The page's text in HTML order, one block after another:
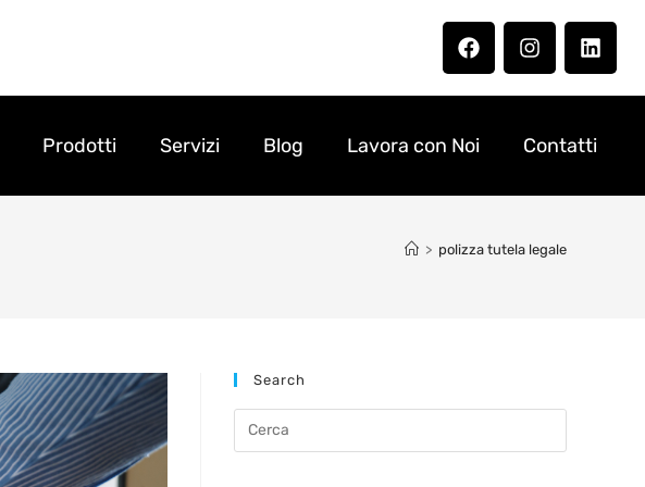
Prodotti Servizi Blog Lavora con Noi Contatti
> polizza tutela legale
Search